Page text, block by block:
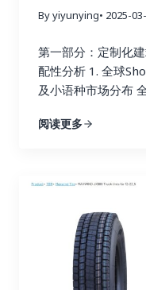
By yiyunying• 2025-
第一部分：定制化
配性分析 1. 全球
及小语种市场分布
中在以下国家和地
减震器需求大 法国
工业增长，替换件
气影响，车辆对耐
汽车品牌众多，售
关键词特征 根据采
阅读更多